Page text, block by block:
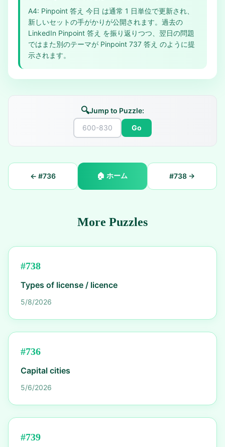
A4: Pinpoint 答え 今日 は通常 1 日単位で更新され、
新しいセットの手がかりが公開されます。過去の
LinkedIn Pinpoint 答え を振り返りつつ、翌日の問題
ではまた別のテーマが Pinpoint 737 答え のように提
示されます。
🔍Jump to Puzzle:
Go
← #736 🏠ホーム #738→
More Puzzles
#738
Types of license / licence
5/8/2026
#736
Capital cities
5/6/2026
#739